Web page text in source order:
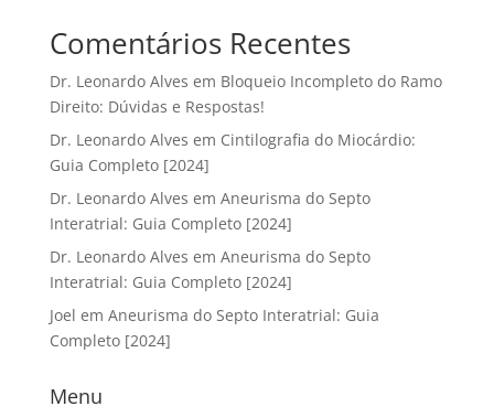
Comentários Recentes
Dr. Leonardo Alves em Bloqueio Incompleto do Ramo
Direito: Dúvidas e Respostas!
Dr. Leonardo Alves em Cintilografia do Miocárdio:
Guia Completo [2024]
Dr. Leonardo Alves em Aneurisma do Septo
Interatrial: Guia Completo [2024]
Dr. Leonardo Alves em Aneurisma do Septo
Interatrial: Guia Completo [2024]
Joel em Aneurisma do Septo Interatrial: Guia
Completo [2024]
Menu